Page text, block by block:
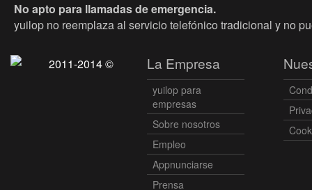
No apto para llamadas de emergencia.
yuilop no reemplaza al servicio telefónico tradicional y no
2011-2014 © La Empresa
yuilop para
empresas
Sobre nosotros
Empleo
Appnunciarse
Prensa